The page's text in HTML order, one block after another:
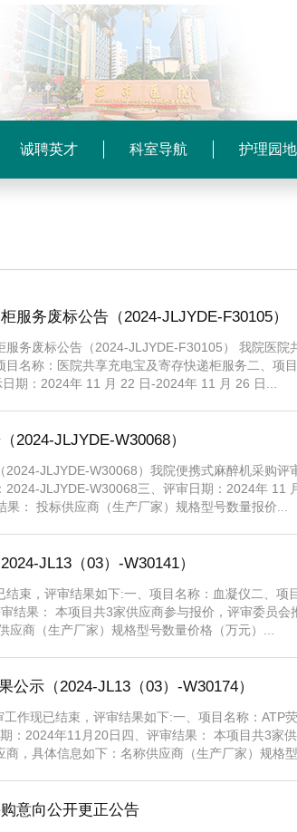
诚聘英才 科室导航 护理园地
服务废标公告（2024-JLJYDE-F30105）
服务废标公告（2024-JLJYDE-F30105） 我院医
名称：医院共享充电宝及寄存快递柜服务二、项
期：2024年 11 月 22 日-2024年 11 月 26 日...
2024-JLJYDE-W30068）
2024-JLJYDE-W30068）我院便携式麻醉机采购评
2024-JLJYDE-W30068三、评审日期：2024年 11
： 投标供应商（生产厂家）规格型号数量报价...
JL13（03）-W30141）
结束，评审结果如下:一、项目名称：血凝仪二、
结果： 本项目共3家供应商参与报价，评审委员
应商（生产厂家）规格型号数量价格（万元）...
公示（2024-JL13（03）-W30174）
作现已结束，评审结果如下:一、项目名称：ATP
：2024年11月20日四、评审结果： 本项目共3家
，具体信息如下：名称供应商（生产厂家）规格型
意向公开更正公告